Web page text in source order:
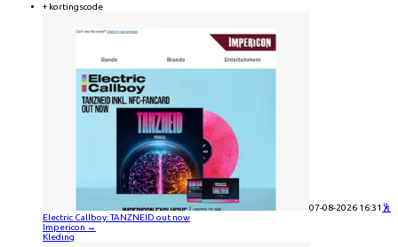
+ kortingscode
07-08-2026 16:31 🕺
Electric Callboy: TANZNEID out now
Impericon →
Kleding